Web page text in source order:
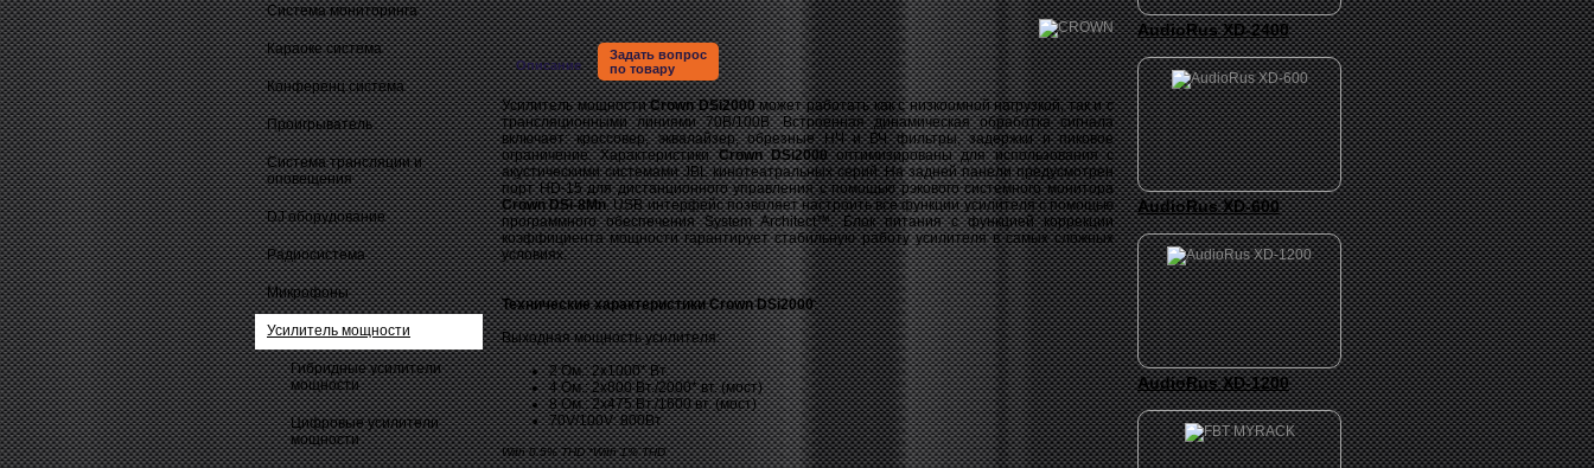
Система мониторинга
Караоке система
Конференц система
Проигрыватель
Система трансляции и
оповещения
DJ оборудование
Радиосистема
Микрофоны
Усилитель мощности
Гибридные усилители
мощности
Цифровые усилители
мощности
Описание
Задать вопрос
по товару
Усилитель мощностиCrown DSi2000может работать как с низкоомной нагрузкой, так и с
трансляционными линиями 70В/100В. Встроенная динамическая обработка сигнала
включает: кроссовер, эквалайзер, обрезные НЧ и ВЧ фильтры, задержки и пиковое
ограничение. ХарактеристикиCrown DSi2000оптимизированы для использования с
акустическими системами JBL кинотеатральных серий. На задней панели предусмотрен
порт HD-15 для дистанционного управления с помощью рэкового системного монитора
Crown DSi-8Mn. USB интерфейс позволяет настроить все функции усилителя с помощью
программного обеспечения System Architect™. Блок питания с функцией коррекции
коэффициента мощности гарантирует стабильную работу усилителя в самых сложных
условиях.
Технические характеристики Crown DSi2000:
Выходная мощность усилителя:
2 Ом.: 2х1000* Вт.
4 Ом.: 2х800 Вт./2000* вт. (мост)
8 Ом.: 2х475 Вт./1600 вт. (мост)
70V/100V: 800Вт
With 0.5% THD *With 1% THD
AudioRus XD-2400
AudioRus XD-600
AudioRus XD-1200